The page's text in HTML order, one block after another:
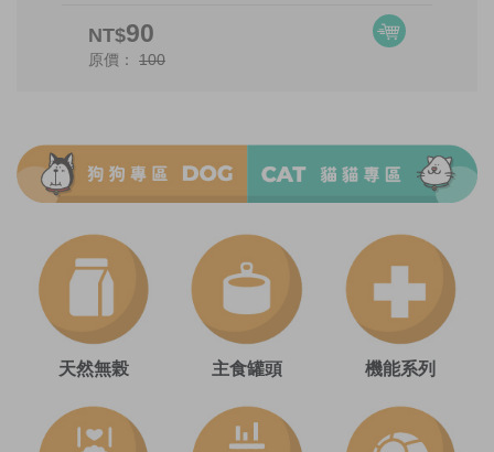
NT$90
原價： 100
天然無榖 主食罐頭 機能系列